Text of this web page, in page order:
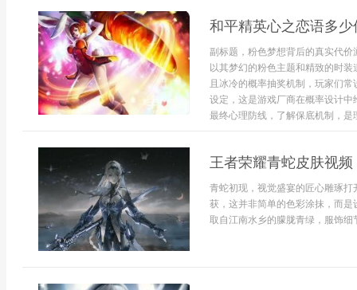
和平精英心之恋语多
副标题，粉色梦想背后的真实代
以其梦幻的粉色主题和精致的时
且冰冷的概率抽奖机制，玩家们
设定，这是游戏厂商在概率设计
最终心理防线，了解保底机制，是
王者荣耀青蛇皮肤视
青蛇初现，视觉盛宴的匠心雕琢
获，这并非简单的色彩涂抹，而
取自江南水乡的朦胧青绿，服饰